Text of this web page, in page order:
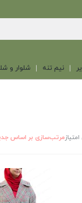
نیم تنه شلوار و
مرتب‌سازی بر اساس